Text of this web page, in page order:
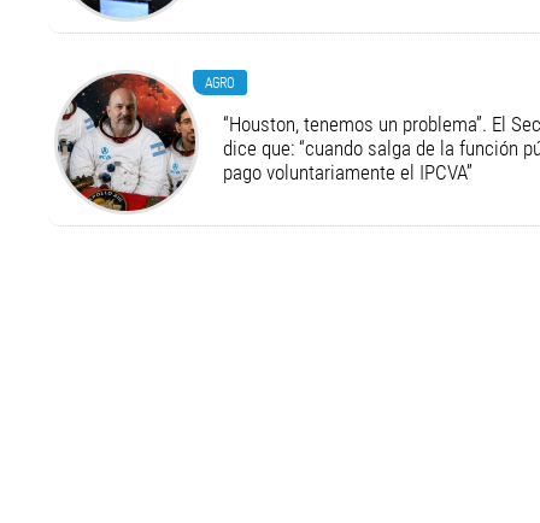
AGRO
“Houston, tenemos un problema”. El
dice que: “cuando salga de la función
pago voluntariamente el IPCVA”